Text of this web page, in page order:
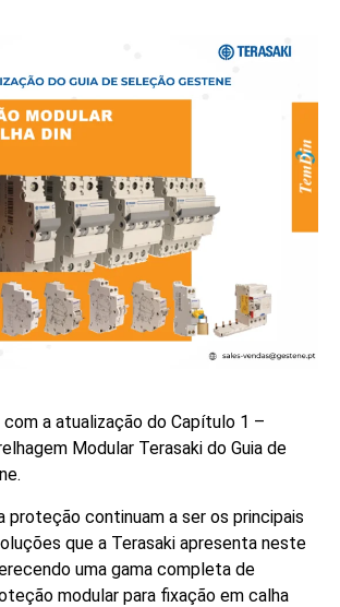
com a atualização do Capítulo 1 –
Modular Terasaki do Guia de
proteção continuam a ser os principais
que a Terasaki apresenta neste
uma gama completa de
modular para fixação em calha